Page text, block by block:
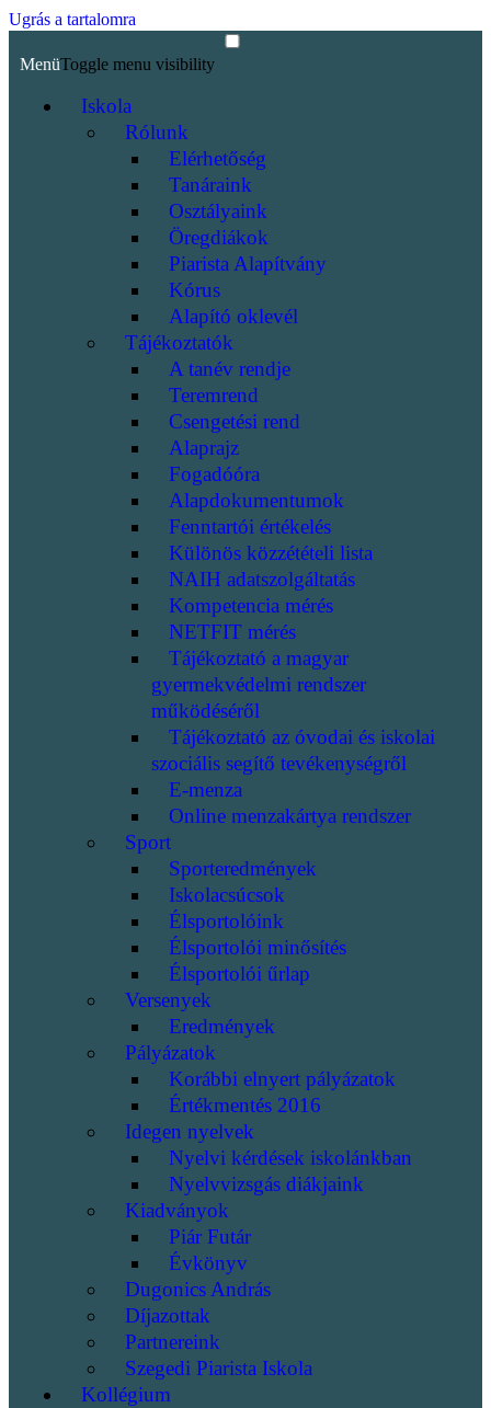
Ugrás a tartalomra
MenüToggle menu visibility
Iskola
Rólunk
Elérhetőség
Tanáraink
Osztályaink
Öregdiákok
Piarista Alapítvány
Kórus
Alapító oklevél
Tájékoztatók
A tanév rendje
Teremrend
Csengetési rend
Alaprajz
Fogadóóra
Alapdokumentumok
Fenntartói értékelés
Különös közzétételi lista
NAIH adatszolgáltatás
Kompetencia mérés
NETFIT mérés
Tájékoztató a magyar
gyermekvédelmi rendszer
működéséről
Tájékoztató az óvodai és iskolai
szociális segítő tevékenységről
E-menza
Online menzakártya rendszer
Sport
Sporteredmények
Iskolacsúcsok
Élsportolóink
Élsportolói minősítés
Élsportolói űrlap
Versenyek
Eredmények
Pályázatok
Korábbi elnyert pályázatok
Értékmentés 2016
Idegen nyelvek
Nyelvi kérdések iskolánkban
Nyelvvizsgás diákjaink
Kiadványok
Piár Futár
Évkönyv
Dugonics András
Díjazottak
Partnereink
Szegedi Piarista Iskola
Kollégium